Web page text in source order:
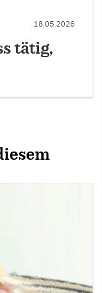
18.05.2026
tätig,